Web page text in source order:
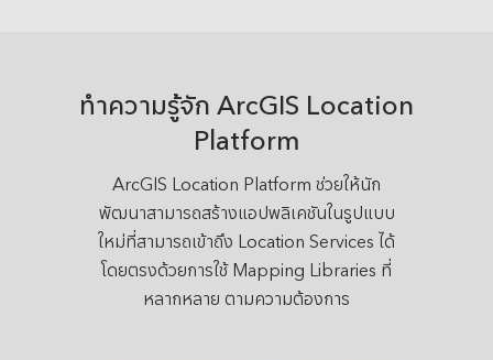
ทำความรู้จัก ArcGIS Location
Platform
ArcGIS Location Platform ช่วยให้นัก
พัฒนาสามารถสร้างแอปพลิเคชันในรูปแบบ
ใหม่ที่สามารถเข้าถึง Location Services ได้
โดยตรงด้วยการใช้ Mapping Libraries ที่
หลากหลาย ตามความต้องการ